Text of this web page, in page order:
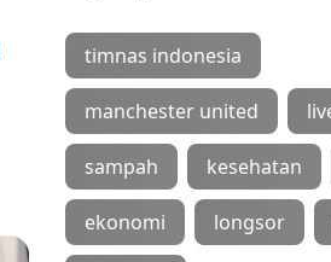
timnas indonesia
manchester united
sampah kesehatan
ekonomi longsor